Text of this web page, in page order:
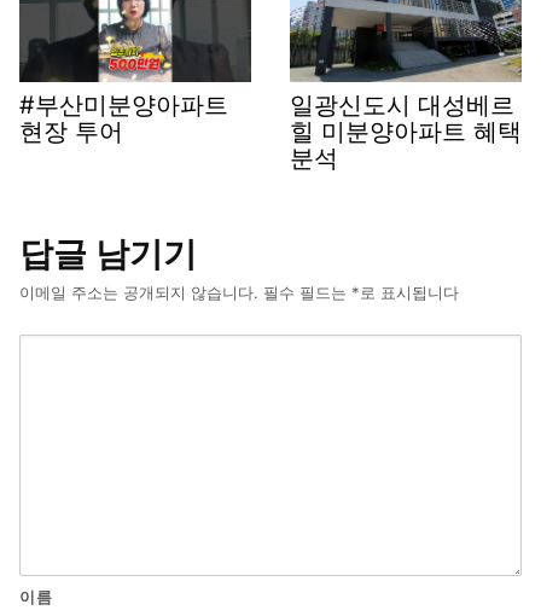
#부산미분양아파트
현장 투어
일광신도시 대성베르
힐 미분양아파트 혜택
분석
답글 남기기
이메일 주소는 공개되지 않습니다. 필수 필드는 *로 표시됩니다
이름